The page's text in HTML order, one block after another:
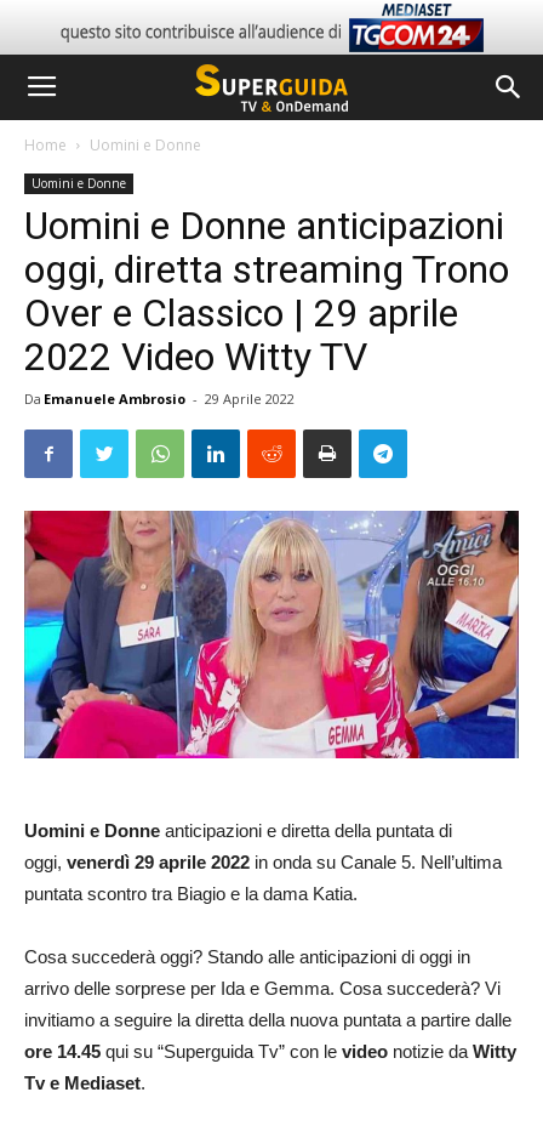
Home Uomini e Donne
Uomini e Donne
Uomini e Donne anticipazioni
oggi, diretta streaming Trono
Over e Classico | 29 aprile
2022 Video Witty TV
Da Emanuele Ambrosio - 29 Aprile 2022
Uomini e Donne anticipazioni e diretta della puntata di
oggi, venerdì 29 aprile 2022 in onda su Canale 5. Nell’ultima
puntata scontro tra Biagio e la dama Katia.
Cosa succederà oggi? Stando alle anticipazioni di oggi in
arrivo delle sorprese per Ida e Gemma. Cosa succederà? Vi
invitiamo a seguire la diretta della nuova puntata a partire dalle
ore 14.45 qui su “Superguida Tv” con le video notizie da Witty
Tv e Mediaset.